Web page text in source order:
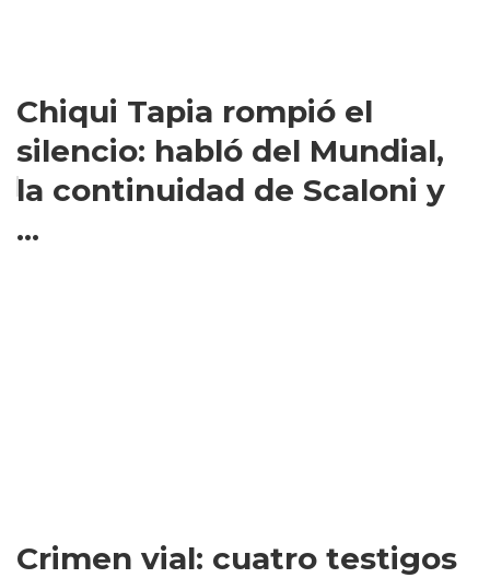
Chiqui Tapia rompió el
silencio: habló del Mundial,
la continuidad de Scaloni y
...
Crimen vial: cuatro testigos